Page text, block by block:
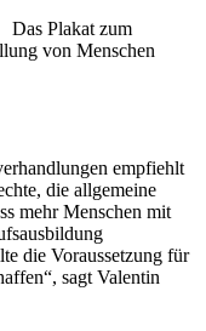
zum
von Menschen
empfiehlt
die allgemeine
mehr Menschen mit
die Voraussetzung für
sagt Valentin